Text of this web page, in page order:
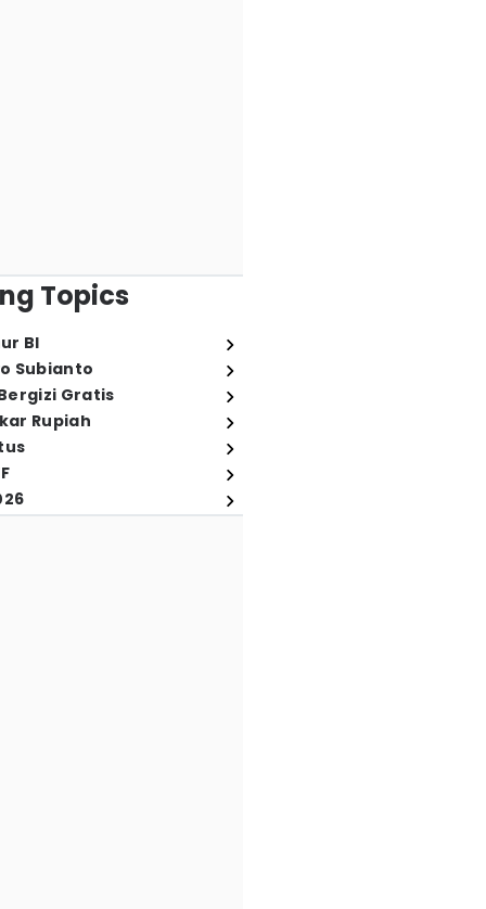
Topics
BI
Subianto
Gratis
Rupiah